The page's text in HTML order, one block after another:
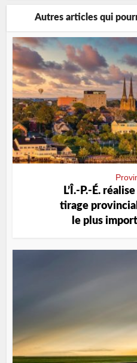
Autres articles qui
L’Î.-P.-É.
tirage
le plus